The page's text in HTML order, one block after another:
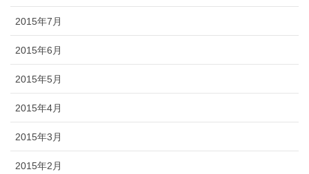
2015年7月
2015年6月
2015年5月
2015年4月
2015年3月
2015年2月